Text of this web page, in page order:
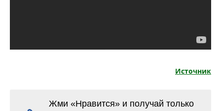
Источник
Жми «Нравится» и получай только